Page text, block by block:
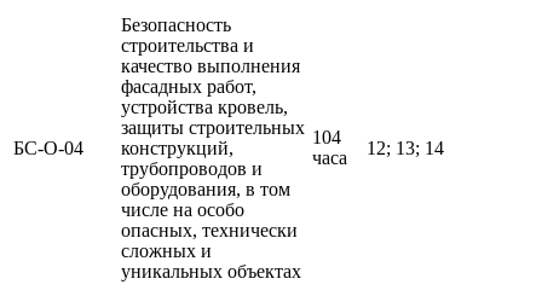
БС-О-04
Безопасность
строительства и
качество выполнения
фасадных работ,
устройства кровель,
защиты строительных
конструкций,
трубопроводов и
оборудования, в том
числе на особо
опасных, технически
сложных и
уникальных объектах
104
часа
12; 13; 14